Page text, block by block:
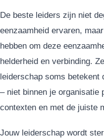
De beste leiders zijn niet
eenzaamheid ervaren,
hebben om deze
helderheid en verbinding.
leiderschap soms
– niet binnen je organisatie
contexten en met de juiste
Jouw leiderschap wordt